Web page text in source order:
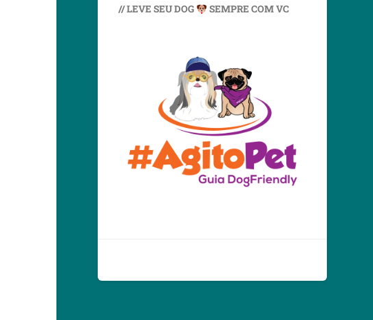
// LEVE SEU DOG SEMPRE COM VC